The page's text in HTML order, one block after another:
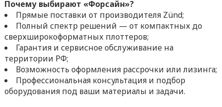
Почему выбирают «Форсайн»?
Прямые поставки от производителя Zünd;
Полный спектр решений — от компактных до
сверхширокоформатных плоттеров;
Гарантия и сервисное обслуживание на
территории РФ;
Возможность оформления рассрочки или лизинга;
Профессиональная консультация и подбор
оборудования под ваши материалы и задачи.